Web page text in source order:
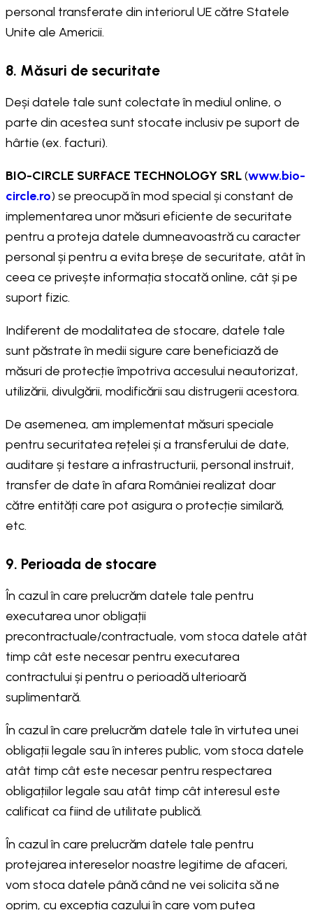
personal transferate din interiorul UE către Statele
Unite ale Americii.
8. Măsuri de securitate
Deși datele tale sunt colectate în mediul online, o
parte din acestea sunt stocate inclusiv pe suport de
hârtie (ex. facturi).
BIO-CIRCLE SURFACE TECHNOLOGY SRL(www.bio-
circle.ro) se preocupă în mod special și constant de
implementarea unor măsuri eficiente de securitate
pentru a proteja datele dumneavoastră cu caracter
personal și pentru a evita breșe de securitate, atât în
ceea ce privește informația stocată online, cât și pe
suport fizic.
Indiferent de modalitatea de stocare, datele tale
sunt păstrate în medii sigure care beneficiază de
măsuri de protecție împotriva accesului neautorizat,
utilizării, divulgării, modificării sau distrugerii acestora.
De asemenea, am implementat măsuri speciale
pentru securitatea rețelei și a transferului de date,
auditare și testare a infrastructurii, personal instruit,
transfer de date în afara României realizat doar
către entități care pot asigura o protecție similară,
etc.
9. Perioada de stocare
În cazul în care prelucrăm datele tale pentru
executarea unor obligații
precontractuale/contractuale, vom stoca datele atât
timp cât este necesar pentru executarea
contractului și pentru o perioadă ulterioară
suplimentară.
În cazul în care prelucrăm datele tale în virtutea unei
obligații legale sau în interes public, vom stoca datele
atât timp cât este necesar pentru respectarea
obligațiilor legale sau atât timp cât interesul este
calificat ca fiind de utilitate publică.
În cazul în care prelucrăm datele tale pentru
protejarea intereselor noastre legitime de afaceri,
vom stoca datele până când ne vei solicita să ne
oprim, cu excepția cazului în care vom putea